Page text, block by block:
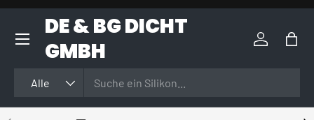
DIREKT ZUM INHALT
DE & BG DICHT
GMBH
Alle
Einloggen